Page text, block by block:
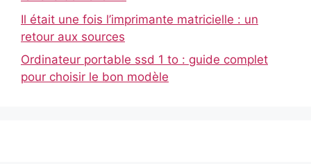
Il était une fois l’imprimante matricielle : un
retour aux sources
Ordinateur portable ssd 1 to : guide complet
pour choisir le bon modèle